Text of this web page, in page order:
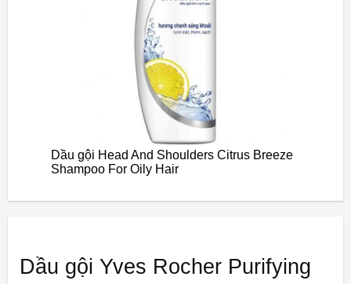
Dầu gội Head And Shoulders Citrus Breeze
Shampoo For Oily Hair
Dầu gội Yves Rocher Purifying